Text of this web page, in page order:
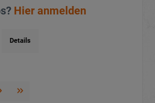
Hier anmelden
Details